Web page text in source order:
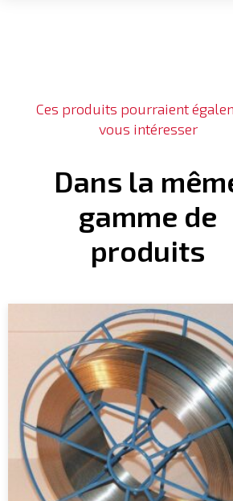
Ces produits pourraient
vous intéresser
Dans la
gamme de
produits